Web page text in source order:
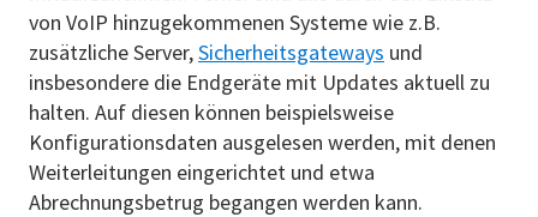
von VoIP hinzugekommenen Systeme wie z.B.
zusätzliche Server,Sicherheitsgateways und
insbesondere die Endgeräte mit Updates aktuell zu
halten. Auf diesen können beispielsweise
Konfigurationsdaten ausgelesen werden, mit denen
Weiterleitungen eingerichtet und etwa
Abrechnungsbetrug begangen werden kann.